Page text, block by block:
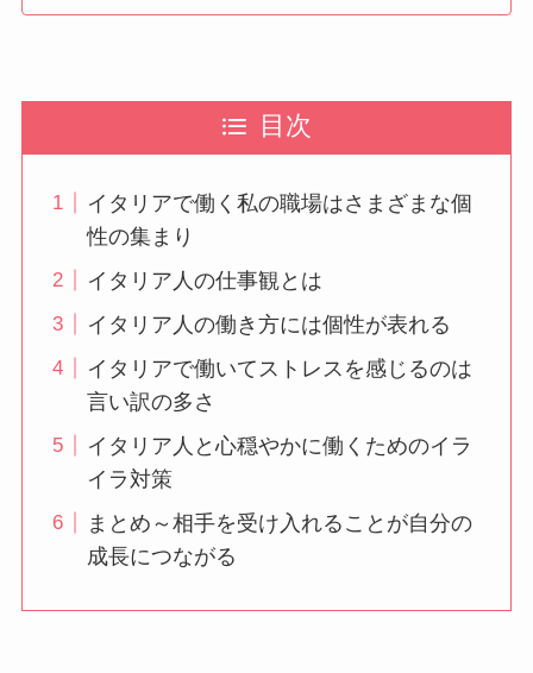
目次
イタリアで働く私の職場はさまざまな個
性の集まり
イタリア人の仕事観とは
イタリア人の働き方には個性が表れる
イタリアで働いてストレスを感じるのは
言い訳の多さ
イタリア人と心穏やかに働くためのイラ
イラ対策
まとめ～相手を受け入れることが自分の
成長につながる